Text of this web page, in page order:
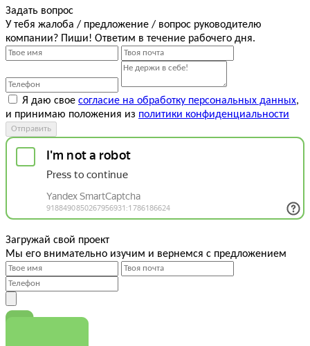
Задать вопрос
У тебя жалоба / предложение / вопрос руководителю
компании? Пиши! Ответим в течение рабочего дня.
Я даю свое согласие на обработку персональных данных,
и принимаю положения из политики конфиденциальности
Отправить
Загружай свой проект
Мы его внимательно изучим и вернемся с предложением